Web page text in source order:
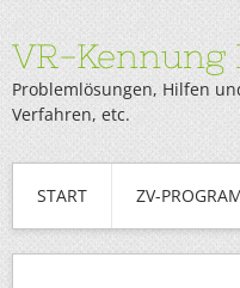
VR-Kennung
Problemlösungen, Hilfen
Verfahren, etc.
START ZV-